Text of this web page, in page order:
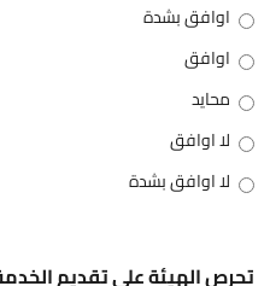
اوافق بشدة
اوافق
محايد
لا اوافق
لا اوافق بشدة
تحرص الهيئة على تقديم